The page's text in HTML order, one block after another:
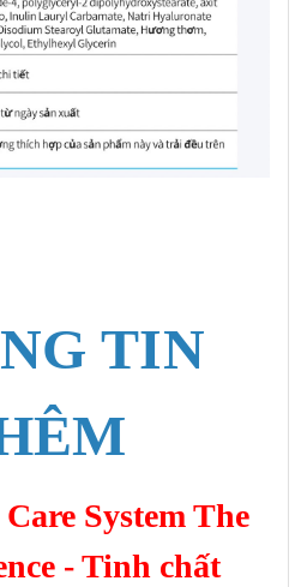
TIN
System The
- Tinh chất